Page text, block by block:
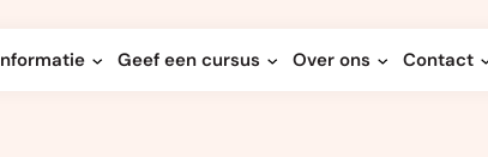
Geef een cursus Over ons Contact